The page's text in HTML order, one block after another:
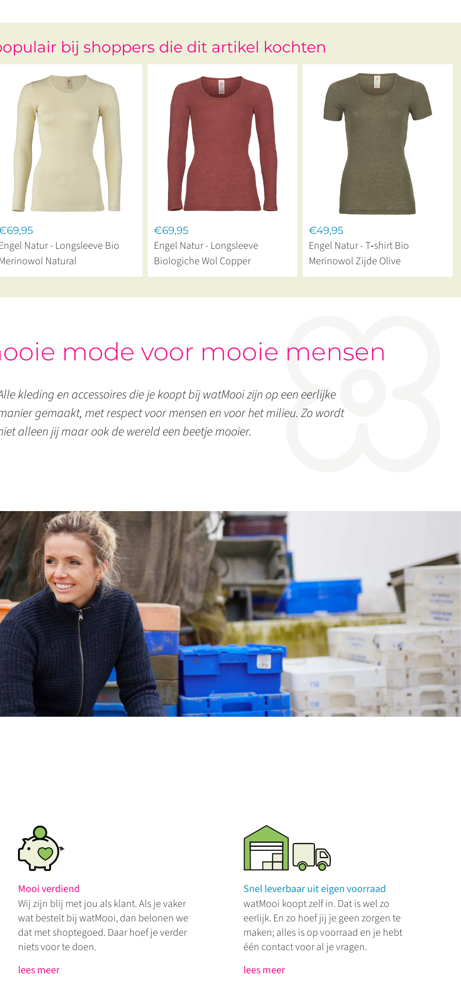
bij shoppers die dit artikel kochten
Natur - Longsleeve Bio
Natural
€69,95
Engel Natur - Longsleeve
Biologiche Wol Copper
€49,95
Engel Natur - T‑shirt Bio
Merinowol Zijde Olive
mode voor mooie mensen
kleding en accessoires die je koopt bij watMooi zijn op een eerlijke
gemaakt, met respect voor mensen en voor het milieu. Zo wordt
alleen jij maar ook de wereld een beetje mooier.
Mooi verdiend
Wij zijn blij met jou als klant. Als je vaker
wat bestelt bij watMooi, dan belonen we
dat met shoptegoed. Daar hoef je verder
niets voor te doen.
lees meer
Snel leverbaar uit eigen voorraad
watMooi koopt zelf in. Dat is wel zo
eerlijk. En zo hoef jij je geen zorgen te
maken; alles is op voorraad en je hebt
één contact voor al je vragen.
lees meer